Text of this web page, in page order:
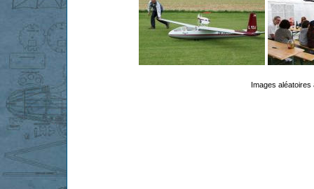
Images aléatoires